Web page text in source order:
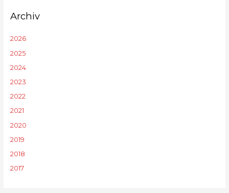
Archiv
2026
2025
2024
2023
2022
2021
2020
2019
2018
2017